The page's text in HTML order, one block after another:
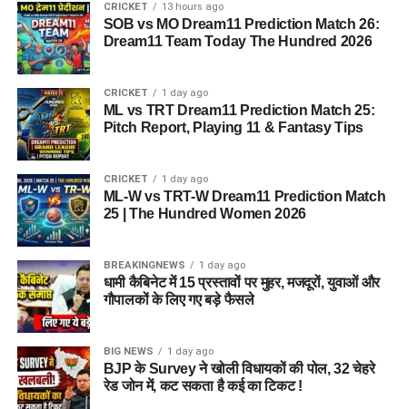
CRICKET 13 hours ago
SOB vs MO Dream11 Prediction Match 26:
Dream11 Team Today The Hundred 2026
CRICKET 1 day ago
ML vs TRT Dream11 Prediction Match 25:
Pitch Report, Playing 11 & Fantasy Tips
CRICKET 1 day ago
ML-W vs TRT-W Dream11 Prediction Match
25 | The Hundred Women 2026
BREAKINGNEWS 1 day ago
धामी कैबिनेट में 15 प्रस्तावों पर मुहर, मजदूरों, युवाओं और
गौपालकों के लिए गए बड़े फैसले
BIG NEWS 1 day ago
BJP के Survey ने खोली विधायकों की पोल, 32 चेहरे
रेड जोन में, कट सकता है कई का टिकट !